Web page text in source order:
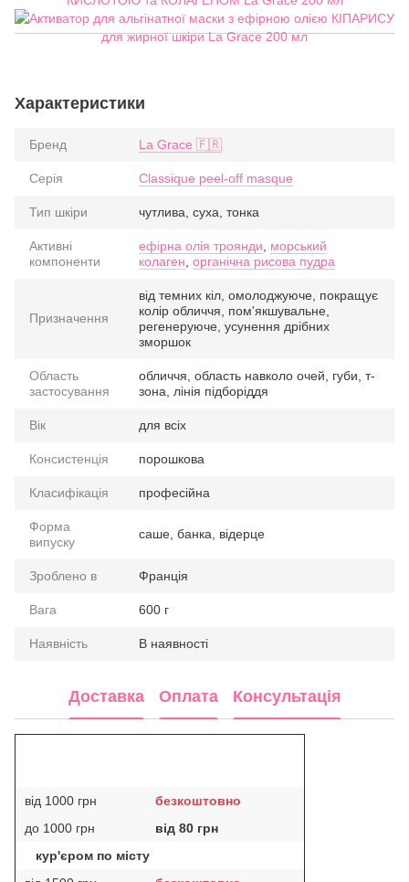
Характеристики
Бренд La Grace 🇫🇷
Серія Classique peel-off masque
Тип шкіри чутлива, суха, тонка
Активні
компоненти
ефірна олія троянди
морський
колаген органічна рисова пудра
Призначення
від темних кіл, омолоджуюче, покращує
колір обличчя, пом'якшувальне,
регенеруюче, усунення дрібних
зморшок
Область
застосування
обличчя, область навколо очей, губи, т-
зона, лінія підборіддя
Вік для всіх
Консистенція порошкова
Класифікація професійна
Форма
випуску
саше, банка, відерце
Зроблено в Франція
Вага 600 г
Наявність В наявності
Доставка Оплата Консультація
від 1000 грн
безкоштовно
до 1000 грн
від 80 грн
кур'єром по місту